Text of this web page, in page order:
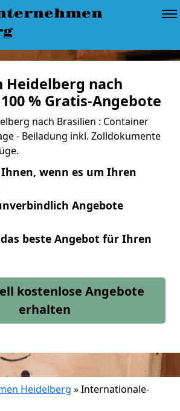
Heidelberg nach
% Gratis-Angebote
nach Brasilien : Container
- Beiladung inkl. Zolldokumente
wenn es um Ihren
Angebote
das beste Angebot für Ihren
kostenlose Angebote
erhalten
Heidelberg »Internationale-